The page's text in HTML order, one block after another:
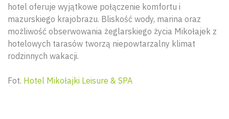
hotel oferuje wyjątkowe połączenie komfortu i
mazurskiego krajobrazu. Bliskość wody, marina oraz
możliwość obserwowania żeglarskiego życia Mikołajek z
hotelowych tarasów tworzą niepowtarzalny klimat
rodzinnych wakacji.
Fot. Hotel Mikołajki Leisure & SPA